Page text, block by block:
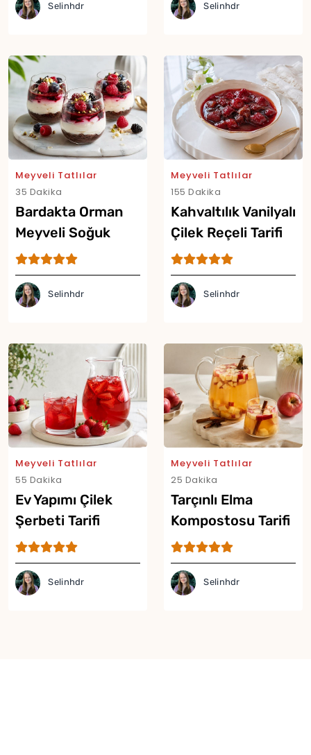
Selinhdr Selinhdr
Meyveli Tatlılar
35 Dakika
Bardakta Orman
Meyveli Soğuk
Cheesecake Tarifi
Selinhdr
Meyveli Tatlılar
155 Dakika
Kahvaltılık Vanilyalı
Çilek Reçeli Tarifi
Selinhdr
Meyveli Tatlılar
55 Dakika
Ev Yapımı Çilek
Şerbeti Tarifi
Selinhdr
Meyveli Tatlılar
25 Dakika
Tarçınlı Elma
Kompostosu Tarifi
Selinhdr